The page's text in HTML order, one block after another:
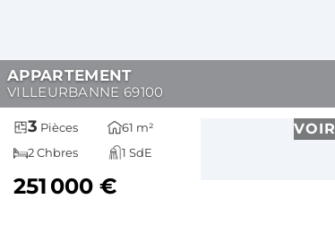
APPARTEMENT
VILLEURBANNE 69100
3 Pièces
61 m²
2 Chbres
1 SdE
251 000 €
VOIR